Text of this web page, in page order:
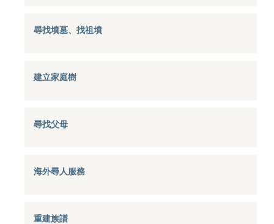
尋找墳墓、找祖墳
建立家庭樹
尋找父母
海外尋人服務
重建族譜